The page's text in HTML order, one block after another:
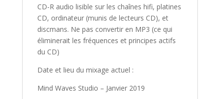
CD-R audio lisible sur les chaînes hifi, platines
CD, ordinateur (munis de lecteurs CD), et
discmans. Ne pas convertir en MP3 (ce qui
éliminerait les fréquences et principes actifs
du CD)
Date et lieu du mixage actuel :
Mind Waves Studio – Janvier 2019